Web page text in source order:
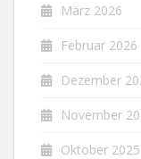
März 2026
Februar 2026
Dezember
November
Oktober 2025